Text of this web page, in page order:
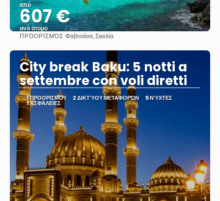
από
607 €
ανά άτομο
Βλέπω
ΠΡΟΟΡΙΣΜΌΣ:Φαβινιάνα, Σικελία
City break Baku: 5 notti a
settembre con voli diretti
1 ΠΡΟΟΡΙΣΜΟΊ 2 ΔΙΚΤΎΟΥ ΜΕΤΑΦΟΡΏΝ 5 ΝΎΧΤΕΣ
1 ΑΣΦΆΛΕΙΕΣ